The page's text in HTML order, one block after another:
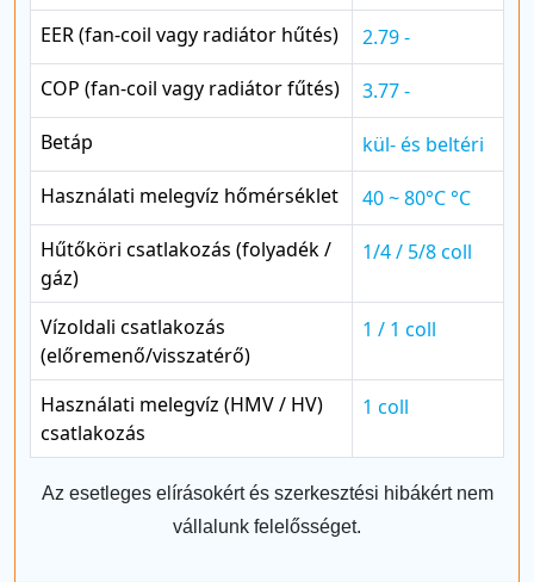
EER (fan-coil vagy radiátor hűtés)
2.79 -
COP (fan-coil vagy radiátor fűtés)
3.77 -
Betáp
kül- és beltéri
Használati melegvíz hőmérséklet
40 ~ 80°C °C
Hűtőköri csatlakozás (folyadék /
gáz)
1/4 / 5/8 coll
Vízoldali csatlakozás
(előremenő/visszatérő)
1 / 1 coll
Használati melegvíz (HMV / HV)
csatlakozás
1 coll
Az esetleges elírásokért és szerkesztési hibákért nem
vállalunk felelősséget.